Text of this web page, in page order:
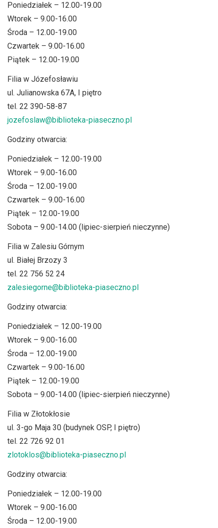
Poniedziałek – 12.00-19.00
Wtorek – 9.00-16.00
Środa – 12.00-19.00
Czwartek – 9.00-16.00
Piątek – 12.00-19.00
Filia w Józefosławiu
ul. Julianowska 67A, I piętro
tel. 22 390-58-87
jozefoslaw@biblioteka-piaseczno.pl
Godziny otwarcia:
Poniedziałek – 12.00-19.00
Wtorek – 9.00-16.00
Środa – 12.00-19.00
Czwartek – 9.00-16.00
Piątek – 12.00-19.00
Sobota – 9.00-14.00 (lipiec-sierpień nieczynne)
Filia w Zalesiu Górnym
ul. Białej Brzozy 3
tel. 22 756 52 24
zalesiegorne@biblioteka-piaseczno.pl
Godziny otwarcia:
Poniedziałek – 12.00-19.00
Wtorek – 9.00-16.00
Środa – 12.00-19.00
Czwartek – 9.00-16.00
Piątek – 12.00-19.00
Sobota – 9.00-14.00 (lipiec-sierpień nieczynne)
Filia w Złotokłosie
ul. 3-go Maja 30 (budynek OSP, I piętro)
tel. 22 726 92 01
zlotoklos@biblioteka-piaseczno.pl
Godziny otwarcia:
Poniedziałek – 12.00-19.00
Wtorek – 9.00-16.00
Środa – 12.00-19.00